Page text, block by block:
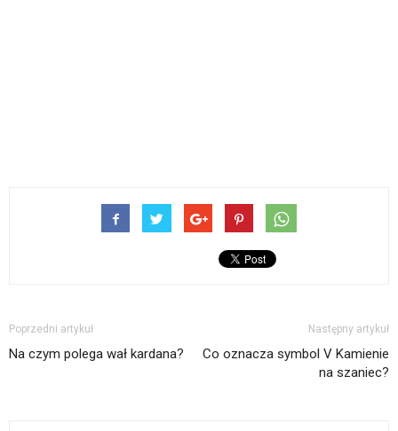
Poprzedni artykuł
Na czym polega wał kardana?
Następny artykuł
Co oznacza symbol V Kamienie
na szaniec?